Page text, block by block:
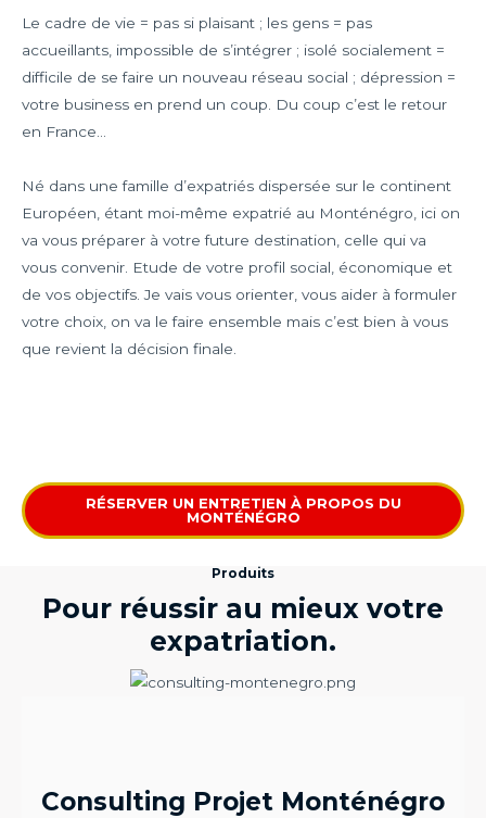
Le cadre de vie = pas si plaisant ; les gens = pas
accueillants, impossible de s’intégrer ; isolé socialement =
difficile de se faire un nouveau réseau social ; dépression =
votre business en prend un coup. Du coup c’est le retour
en France…
Né dans une famille d’expatriés dispersée sur le continent
Européen, étant moi-même expatrié au Monténégro, ici on
va vous préparer à votre future destination, celle qui va
vous convenir. Etude de votre profil social, économique et
de vos objectifs. Je vais vous orienter, vous aider à formuler
votre choix, on va le faire ensemble mais c’est bien à vous
que revient la décision finale.
RÉSERVER UN ENTRETIEN À PROPOS DU
MONTÉNÉGRO
Produits
Pour réussir au mieux votre
expatriation.
Consulting Projet Monténégro